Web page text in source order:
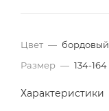
Цвет — бордовый
Размер — 134-164
Характеристики